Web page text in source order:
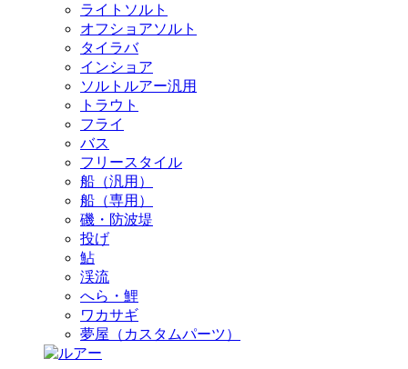
ライトソルト
オフショアソルト
タイラバ
インショア
ソルトルアー汎用
トラウト
フライ
バス
フリースタイル
船（汎用）
船（専用）
磯・防波堤
投げ
鮎
渓流
へら・鯉
ワカサギ
夢屋（カスタムパーツ）